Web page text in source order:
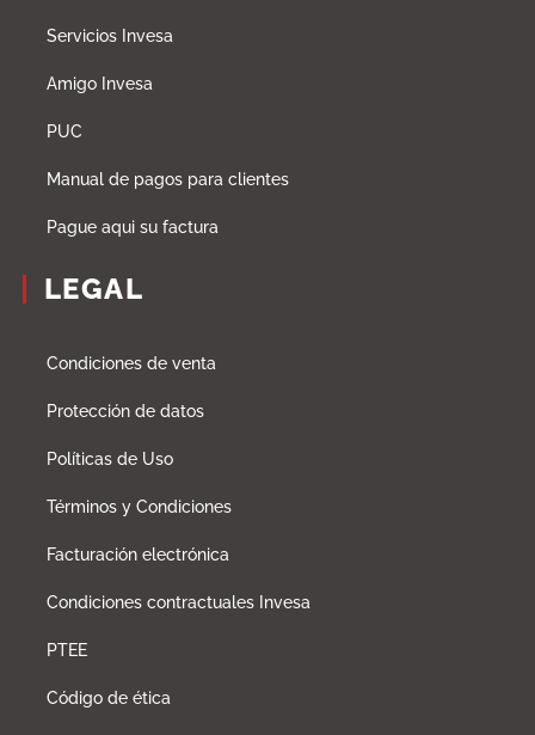
Servicios Invesa
Amigo Invesa
PUC
Manual de pagos para clientes
Pague aqui su factura
LEGAL
Condiciones de venta
Protección de datos
Políticas de Uso
Términos y Condiciones
Facturación electrónica
Condiciones contractuales Invesa
PTEE
Código de ética